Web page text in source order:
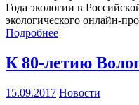
Года экологии в
экологического онлайн-
Подробнее
К 80-летию
15.09.2017 Новости